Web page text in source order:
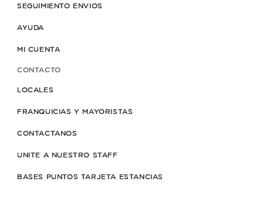
SEGUIMIENTO ENVIOS
AYUDA
MI CUENTA
CONTACTO
LOCALES
FRANQUICIAS Y MAYORISTAS
CONTACTANOS
UNITE A NUESTRO STAFF
BASES PUNTOS TARJETA ESTANCIAS